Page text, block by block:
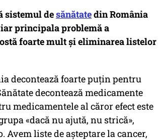
sistemul desănătatedin România
principala problemă a
foarte mult și eliminarea listelor
decontează foarte puţin pentru
decontează medicamente
medicamentele al căror efect este
«dacă nu ajută, nu strică»,
Avem liste de aşteptare la cancer,